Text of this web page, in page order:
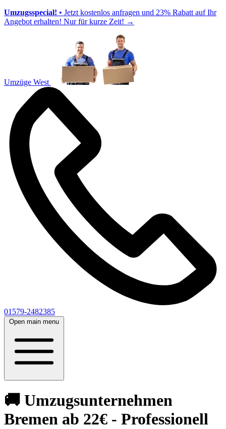
Umzugsspecial! • Jetzt kostenlos anfragen und 23% Rabatt auf Ihr
Angebot erhalten! Nur für kurze Zeit! →
Umzüge West
01579-2482385
Open main menu
🚚 Umzugsunternehmen
Bremen ab 22€ - Professionell